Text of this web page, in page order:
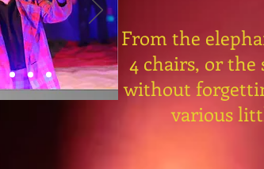
From the
4 chairs, or the
without
various